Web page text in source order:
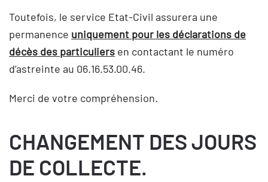
Toutefois, le service Etat-Civil assurera une
permanence uniquement pour les déclarations de
décès des particuliers en contactant le numéro
d’astreinte au 06.16.53.00.46.
Merci de votre compréhension.
CHANGEMENT DES JOURS
DE COLLECTE.